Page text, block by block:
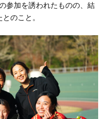
参加を誘われたものの、結
のこと。